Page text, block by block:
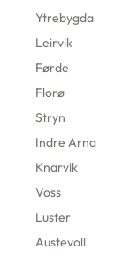
Ytrebygda
Leirvik
Førde
Florø
Stryn
Indre Arna
Knarvik
Voss
Luster
Austevoll